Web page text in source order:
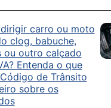
carro ou moto
clog, babuche,
ou outro calçado
Entenda o que
de Trânsito
sobre os